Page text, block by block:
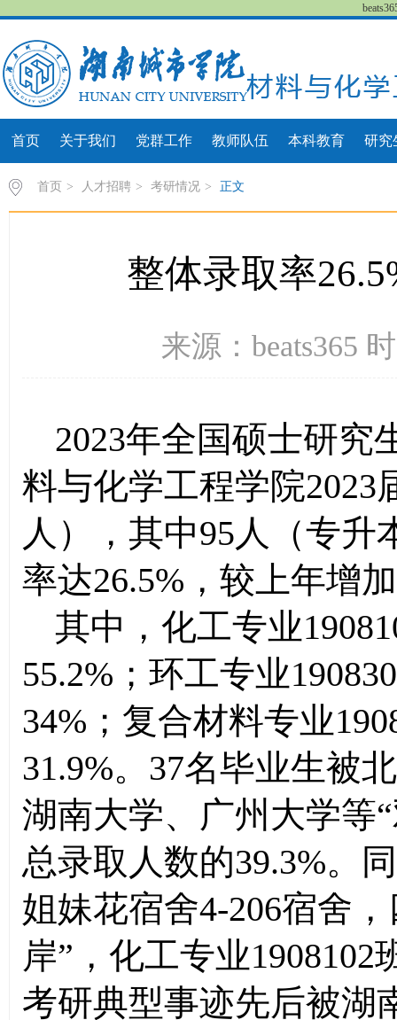
首页 关于我们 党群工作 教师队伍 本科教育 研究
首页 > 人才招聘 > 考研情况 > 正文
整体录取率
来源：beats365
2023年全国硕士研究
料与化学工程学院2023
人），其中95人（专升
率达26.5%，较上年增
其中，化工专业
55.2%；环工专业
34%；复合材料专业
31.9%。37名毕业生被
湖南大学、广州大学等
总录取人数的39.3%。
姐妹花宿舍4-206宿舍
岸”，化工专业
考研典型事迹先后被湖